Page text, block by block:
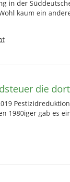
in der
kaum ein
die
1980iger gab es